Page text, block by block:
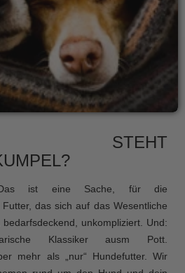
STEHT
Das ist eine Sache, für die
das sich auf das Wesentliche
unkompliziert. Und:
Klassiker ausm Pott.
mehr als „nur“ Hundefutter. Wir